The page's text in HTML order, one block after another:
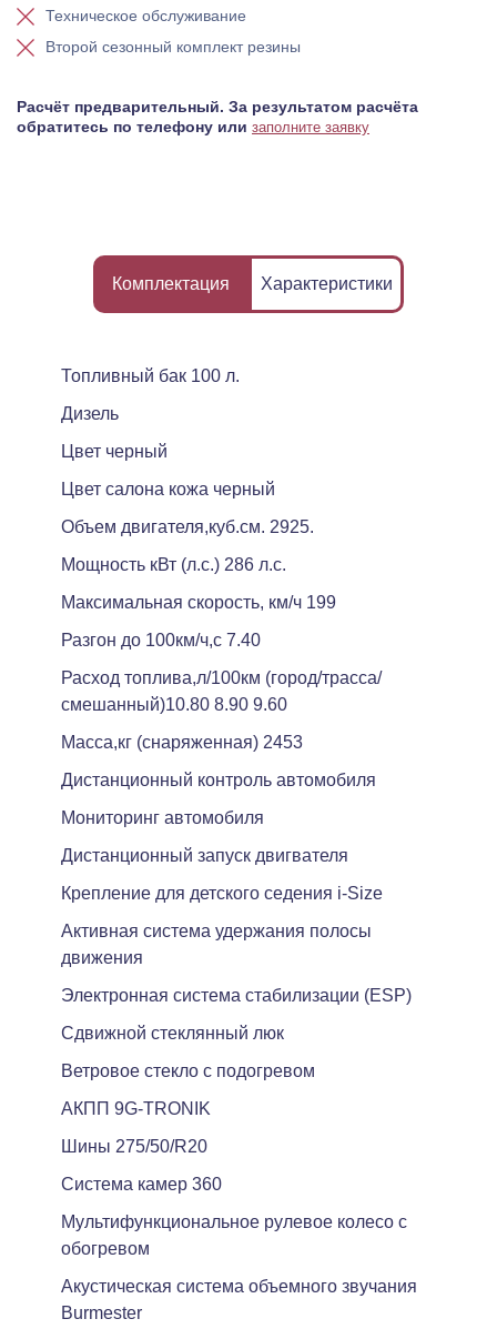
Техническое обслуживание
Второй сезонный комплект резины
Расчёт предварительный. За результатом расчёта
обратитесь по телефону или заполните заявку
Комплектация Характеристики
Топливный бак 100 л.
Дизель
Цвет черный
Цвет салона кожа черный
Объем двигателя,куб.см. 2925.
Мощность кВт (л.с.) 286 л.с.
Максимальная скорость, км/ч 199
Разгон до 100км/ч,с 7.40
Расход топлива,л/100км (город/трасса/
смешанный)10.80 8.90 9.60
Масса,кг (снаряженная) 2453
Дистанционный контроль автомобиля
Мониторинг автомобиля
Дистанционный запуск двигвателя
Крепление для детского седения i-Size
Активная система удержания полосы
движения
Электронная система стабилизации (ESP)
Сдвижной стеклянный люк
Ветровое стекло с подогревом
АКПП 9G-TRONIK
Шины 275/50/R20
Система камер 360
Мультифункциональное рулевое колесо с
обогревом
Акустическая система объемного звучания
Burmester